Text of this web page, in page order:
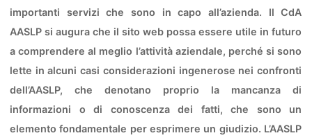
importanti servizi che sono in capo all’azienda. Il CdA
AASLP si augura che il sito web possa essere utile in futuro
a comprendere al meglio l’attività aziendale, perché si sono
lette in alcuni casi considerazioni ingenerose nei confronti
dell’AASLP, che denotano proprio la mancanza di
informazioni o di conoscenza dei fatti, che sono un
elemento fondamentale per esprimere un giudizio. L’AASLP